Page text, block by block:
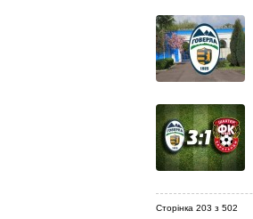
Сторінка 203 з 502